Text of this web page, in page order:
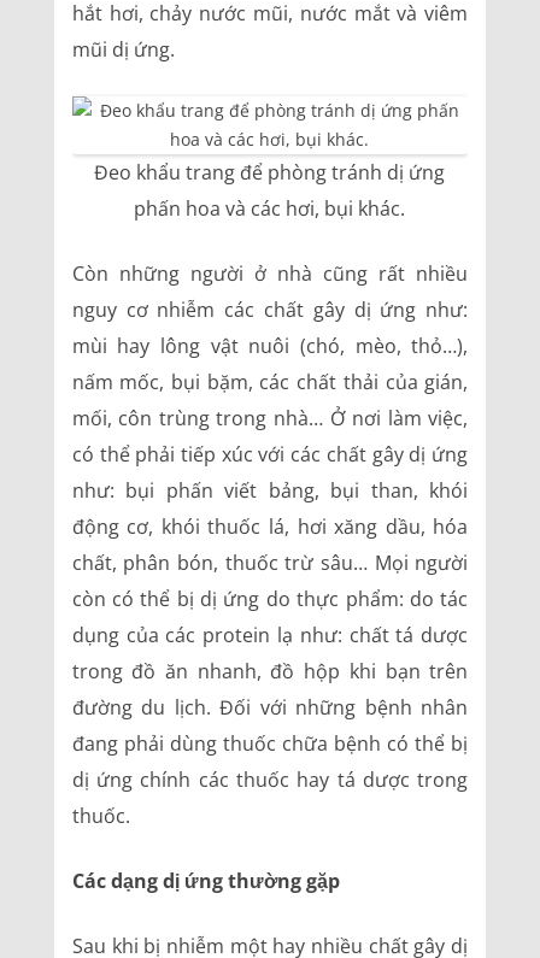
hắt hơi, chảy nước mũi, nước mắt và viêm
mũi dị ứng.
Đeo khẩu trang để phòng tránh dị ứng
phấn hoa và các hơi, bụi khác.
Còn những người ở nhà cũng rất nhiều
nguy cơ nhiễm các chất gây dị ứng như:
mùi hay lông vật nuôi (chó, mèo, thỏ…),
nấm mốc, bụi bặm, các chất thải của gián,
mối, côn trùng trong nhà… Ở nơi làm việc,
có thể phải tiếp xúc với các chất gây dị ứng
như: bụi phấn viết bảng, bụi than, khói
động cơ, khói thuốc lá, hơi xăng dầu, hóa
chất, phân bón, thuốc trừ sâu… Mọi người
còn có thể bị dị ứng do thực phẩm: do tác
dụng của các protein lạ như: chất tá dược
trong đồ ăn nhanh, đồ hộp khi bạn trên
đường du lịch. Đối với những bệnh nhân
đang phải dùng thuốc chữa bệnh có thể bị
dị ứng chính các thuốc hay tá dược trong
thuốc.
Các dạng dị ứng thường gặp
Sau khi bị nhiễm một hay nhiều chất gây dị